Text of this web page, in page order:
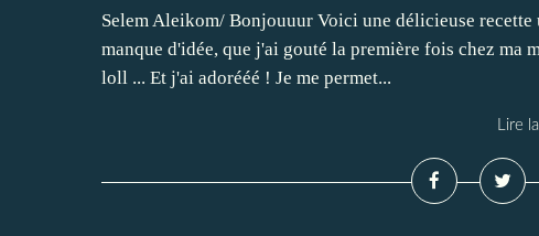
Selem Aleikom/ Bonjouuur Voici une délicieuse
manque d'idée, que j'ai gouté la première fois chez ma
loll ... Et j'ai adorééé ! Je me permet...
Lire